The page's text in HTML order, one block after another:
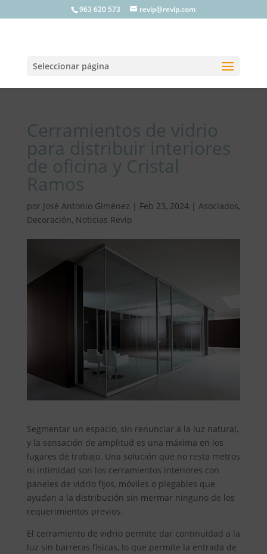
963 620 573 revip@revip.com
Seleccionar página
Cerramientos de vidrio
para distribuir interiores
de oficina y Cristal
Ramos
por José Antonio Giménez | Feb 23, 2024| Asociados,
Decoración, Noticias Revip
Segmentar un espacio, sin renunciar a la luz natural,
y la sensación de amplitud es una máxima en los
lugares de trabajo. Una solución que no resta metros
ni intimidad son los cerramientos interiores con
paneles de vidrio fijos, móviles o plegables que
ayudan a la distribución sin mermar ninguno de los
requerimientos previos.
El cerramiento de vidrio permite dar continuidad a la
luz sin barreras físicas, lo que permite la entrada de